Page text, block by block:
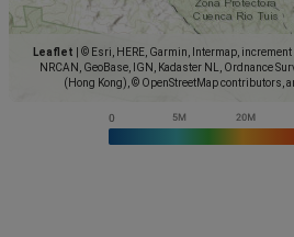
Leaflet
© Esri, HERE, Garmin, Intermap, increment
NRCAN, GeoBase, IGN, Kadaster NL, Ordnance
(Hong Kong), © OpenStreetMap contributors,